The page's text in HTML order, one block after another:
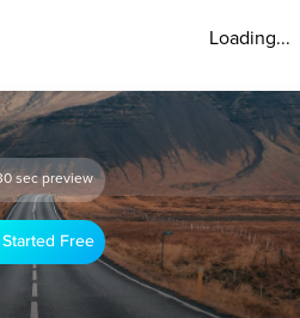
Loading...
sec preview
Free